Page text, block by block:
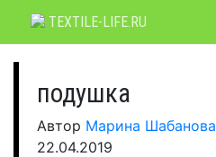
TEXTILE-LIFE.RU
подушка
Автор Марина Шабанова
22.04.2019